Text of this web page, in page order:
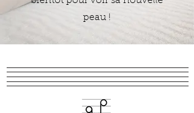
peau !